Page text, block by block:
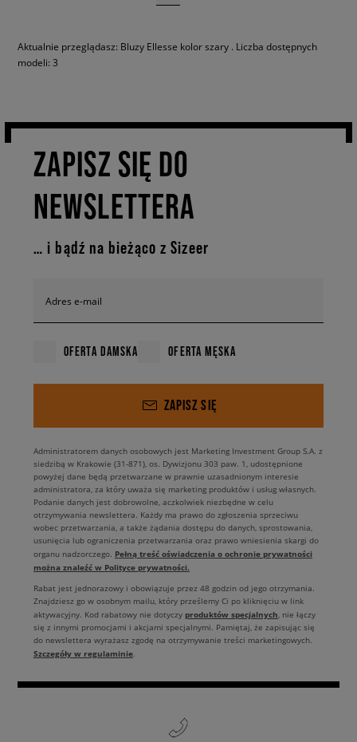
Aktualnie przeglądasz: Bluzy Ellesse kolor szary . Liczba dostępnych
modeli: 3
ZAPISZ SIĘ DO
NEWSLETTERA
… i bądź na bieżąco z Sizeer
Adres e-mail
OFERTA DAMSKA OFERTA MĘSKA
ZAPISZ SIĘ
Administratorem danych osobowych jest Marketing Investment Group S.A. z
siedzibą w Krakowie (31-871), os. Dywizjonu 303 paw. 1, udostępnione
powyżej dane będą przetwarzane w prawnie uzasadnionym interesie
administratora, za który uważa się marketing produktów i usług własnych.
Podanie danych jest dobrowolne, aczkolwiek niezbędne w celu
otrzymywania newslettera. Każdy ma prawo do zgłoszenia sprzeciwu
wobec przetwarzania, a także żądania dostępu do danych, sprostowania,
usunięcia lub ograniczenia przetwarzania oraz prawo wniesienia skargi do
organu nadzorczego. Pełną treść oświadczenia o ochronie prywatności
można znaleźć w Polityce prywatności.
Rabat jest jednorazowy i obowiązuje przez 48 godzin od jego otrzymania.
Znajdziesz go w osobnym mailu, który prześlemy Ci po kliknięciu w link
aktywacyjny. Kod rabatowy nie dotyczy produktów specjalnych , nie łączy
się z innymi promocjami i akcjami specjalnymi. Pamiętaj, że zapisując się
do newslettera wyrażasz zgodę na otrzymywanie treści marketingowych.
Szczegóły w regulaminie